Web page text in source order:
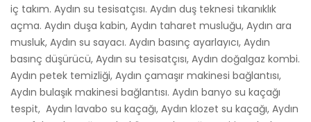
iç takım. Aydın su tesisatçısı. Aydın duş teknesi tıkanıklık
açma. Aydın duşa kabin, Aydın taharet musluğu, Aydın ara
musluk, Aydın su sayacı. Aydın basınç ayarlayıcı, Aydın
basınç düşürücü, Aydın su tesisatçısı, Aydın doğalgaz kombi.
Aydın petek temizliği, Aydın çamaşır makinesi bağlantısı,
Aydın bulaşık makinesi bağlantısı. Aydın banyo su kaçağı
tespit, Aydın lavabo su kaçağı, Aydın klozet su kaçağı, Aydın